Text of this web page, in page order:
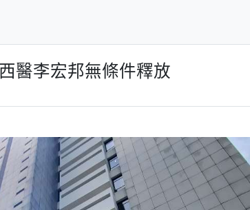
醫李宏邦無條件釋放